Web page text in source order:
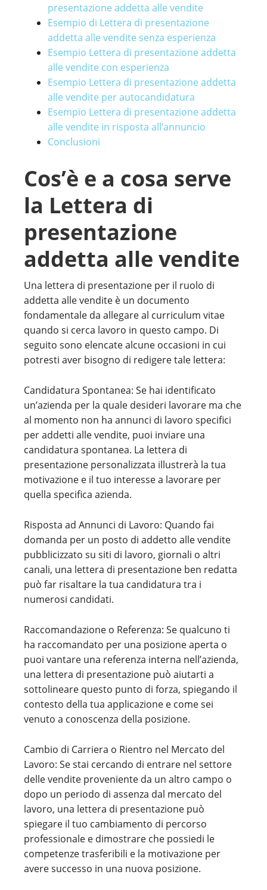
presentazione addetta alle vendite
Esempio di Lettera di presentazione
addetta alle vendite senza esperienza
Esempio Lettera di presentazione addetta
alle vendite con esperienza
Esempio Lettera di presentazione addetta
alle vendite per autocandidatura
Esempio Lettera di presentazione addetta
alle vendite in risposta all’annuncio
Conclusioni
Cos’è e a cosa serve
la Lettera di
presentazione
addetta alle vendite
Una lettera di presentazione per il ruolo di
addetta alle vendite è un documento
fondamentale da allegare al curriculum vitae
quando si cerca lavoro in questo campo. Di
seguito sono elencate alcune occasioni in cui
potresti aver bisogno di redigere tale lettera:
Candidatura Spontanea: Se hai identificato
un’azienda per la quale desideri lavorare ma che
al momento non ha annunci di lavoro specifici
per addetti alle vendite, puoi inviare una
candidatura spontanea. La lettera di
presentazione personalizzata illustrerà la tua
motivazione e il tuo interesse a lavorare per
quella specifica azienda.
Risposta ad Annunci di Lavoro: Quando fai
domanda per un posto di addetto alle vendite
pubblicizzato su siti di lavoro, giornali o altri
canali, una lettera di presentazione ben redatta
può far risaltare la tua candidatura tra i
numerosi candidati.
Raccomandazione o Referenza: Se qualcuno ti
ha raccomandato per una posizione aperta o
puoi vantare una referenza interna nell’azienda,
una lettera di presentazione può aiutarti a
sottolineare questo punto di forza, spiegando il
contesto della tua applicazione e come sei
venuto a conoscenza della posizione.
Cambio di Carriera o Rientro nel Mercato del
Lavoro: Se stai cercando di entrare nel settore
delle vendite proveniente da un altro campo o
dopo un periodo di assenza dal mercato del
lavoro, una lettera di presentazione può
spiegare il tuo cambiamento di percorso
professionale e dimostrare che possiedi le
competenze trasferibili e la motivazione per
avere successo in una nuova posizione.